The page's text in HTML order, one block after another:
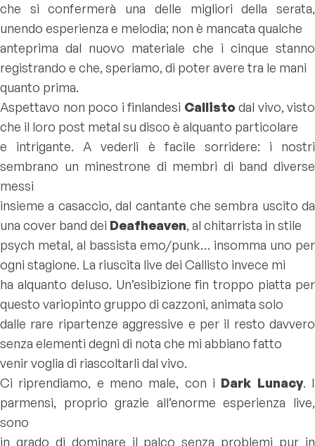
che si confermerà una delle migliori della serata,
unendo esperienza e melodia; non è mancata qualche
anteprima dal nuovo materiale che i cinque stanno
registrando e che, speriamo, di poter avere tra le mani
quanto prima.
Aspettavo non poco i finlandesi Callistodal vivo, visto
che il loro post metal su disco è alquanto particolare
e intrigante. A vederli è facile sorridere: i nostri
sembrano un minestrone di membri di band diverse
messi
insieme a casaccio, dal cantante che sembra uscito da
una cover band dei Deafheaven, al chitarrista in stile
psych metal, al bassista emo/punk… insomma uno per
ogni stagione. La riuscita live dei Callisto invece mi
ha alquanto deluso. Un’esibizione fin troppo piatta per
questo variopinto gruppo di cazzoni, animata solo
dalle rare ripartenze aggressive e per il resto davvero
senza elementi degni di nota che mi abbiano fatto
venir voglia di riascoltarli dal vivo.
Ci riprendiamo, e meno male, con i Dark Lunacy. I
parmensi, proprio grazie all’enorme esperienza live,
sono
in grado di dominare il palco senza problemi pur in